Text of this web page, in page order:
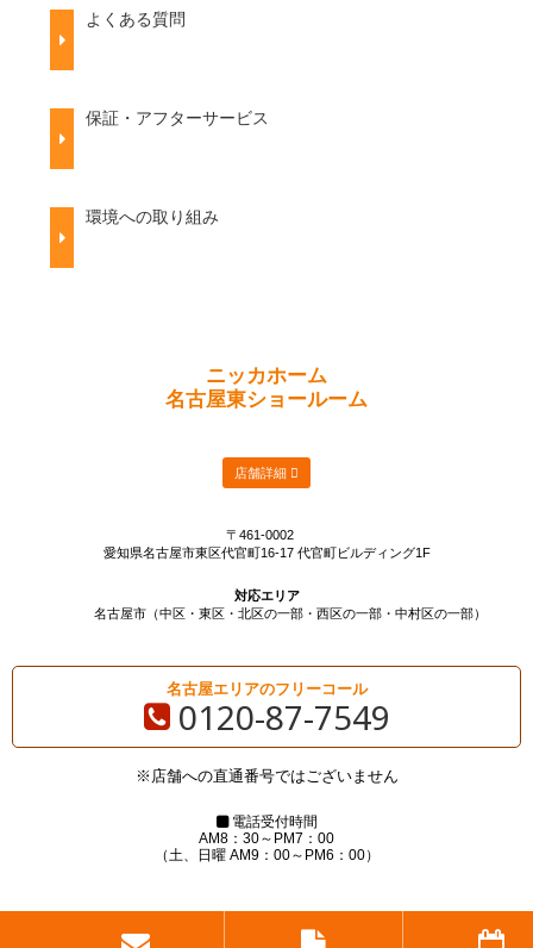
よくある質問
保証・アフターサービス
環境への取り組み
ニッカホーム
名古屋東ショールーム
店舗詳細
〒461-0002
愛知県名古屋市東区代官町16-17 代官町ビルディング1F
対応エリア
名古屋市（中区・東区・北区の一部・西区の一部・中村区の一部）
名古屋エリアのフリーコール
0120-87-7549
※店舗への直通番号ではございません
電話受付時間
AM8：30～PM7：00
（土、日曜 AM9：00～PM6：00）